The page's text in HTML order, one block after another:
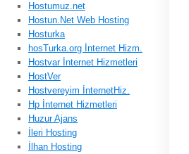
Hostumuz.net
Hostun.Net Web Hosting
Hosturka
hosTurka.org İnternet Hizm.
Hostvar İnternet Hizmetleri
HostVer
Hostvereyim İnternetHiz.
Hp İnternet Hizmetleri
Huzur Ajans
İleri Hosting
İlhan Hosting